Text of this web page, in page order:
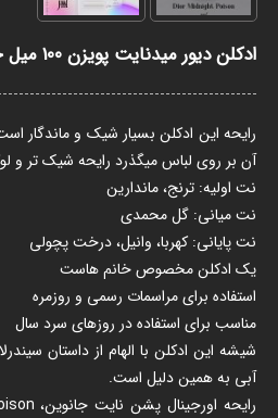
ادکلن دیور میدنایت پویزن 100 میل جانوین
رایحه این ادکلن بسیار شیک و ماندگار
آن بر روی لباس میگذرد رایحه شیک تر
نت اولیه: ترنج، ماندارین
نت میانی: گل محمدی
نت پایانی: کهربا، وانیل، درخت پچولی
یک ادکلن مخصوص خانم هاست
استفاده برای مراسمات رسمی و روزمره
مناسب برای استفاده در روزهای سرد سال
شیشه این ادکلن با الهام از داستان
آبی به همین دلیل است.